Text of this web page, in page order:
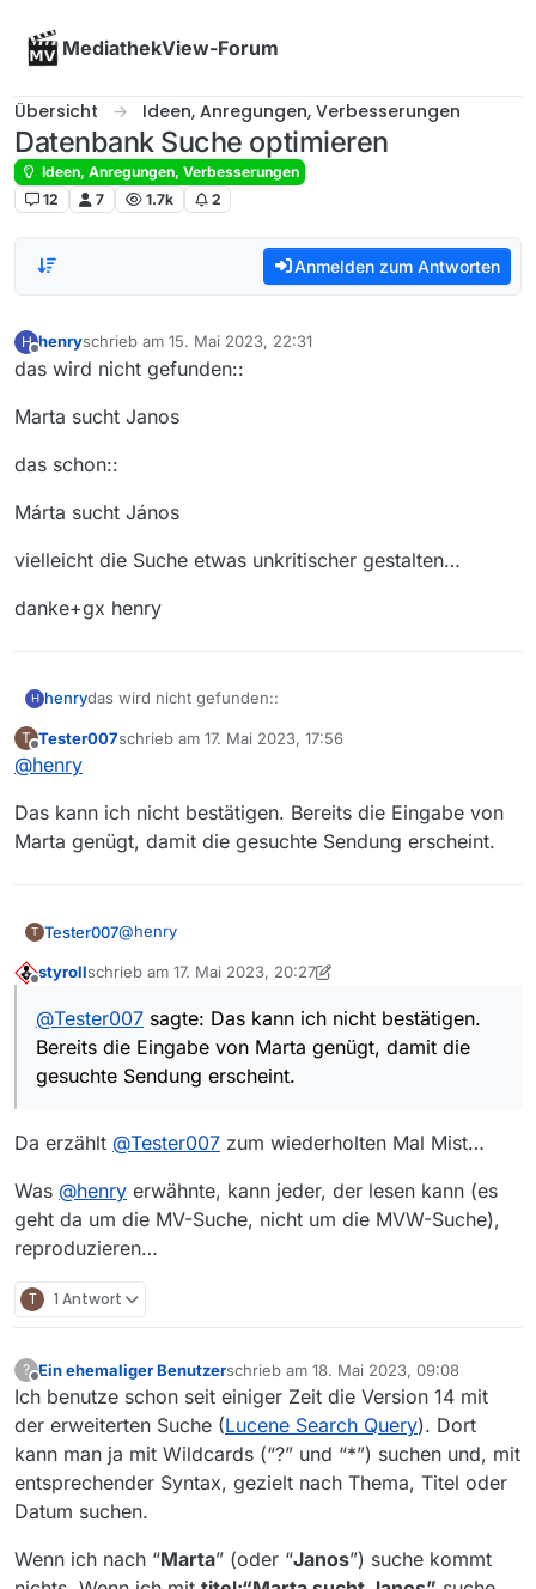
MediathekView-Forum
Übersicht Ideen, Anregungen, Verbesserungen
Datenbank Suche optimieren
Ideen, Anregungen, Verbesserungen
12
7 1.7k 2
Anmelden zum Antworten
H
Offline
henryschrieb am 15. Mai 2023, 22:31
zuletzt editiert von
das wird nicht gefunden::
Marta sucht Janos
das schon::
Márta sucht János
vielleicht die Suche etwas unkritischer gestalten…
danke+gx henry
H henrydas wird nicht gefunden::
Marta sucht Janos
Márta sucht János
danke+gx henry
T
Offline
Tester007schrieb am 17. Mai 2023, 17:56
zuletzt editiert von
@henry
Das kann ich nicht bestätigen. Bereits die Eingabe von
Marta genügt, damit die gesuchte Sendung erscheint.
T Tester007@henry
Das kann ich nicht bestätigen. Bereits die Eingabe
erscheint.
styrollschrieb am 17. Mai 2023, 20:27
zuletzt editiert von styroll
@Tester007 sagte: Das kann ich nicht bestätigen.
Bereits die Eingabe von Marta genügt, damit die
gesuchte Sendung erscheint.
Da erzählt @Tester007 zum wiederholten Mal Mist…
Was @henry erwähnte, kann jeder, der lesen kann (es
geht da um die MV-Suche, nicht um die MVW-Suche),
reproduzieren…
T 1 Antwort
?
Offline
Ein ehemaliger Benutzerschrieb am 18. Mai 2023, 09:08
zuletzt editiert von
Ich benutze schon seit einiger Zeit die Version 14 mit
der erweiterten Suche (Lucene Search Query). Dort
kann man ja mit Wildcards (“?” und “*”) suchen und, mit
entsprechender Syntax, gezielt nach Thema, Titel oder
Datum suchen.
Wenn ich nach “Marta” (oder “Janos”) suche kommt